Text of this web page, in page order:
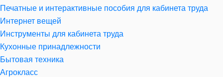
Печатные и интерактивные пособия для кабинета труда
Интернет вещей
Инструменты для кабинета труда
Кухонные принадлежности
Бытовая техника
Агрокласс